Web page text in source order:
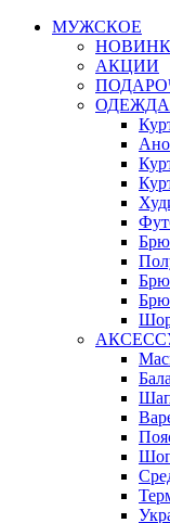
МУЖСКОЕ
АКЦИИ
ОДЕЖДА